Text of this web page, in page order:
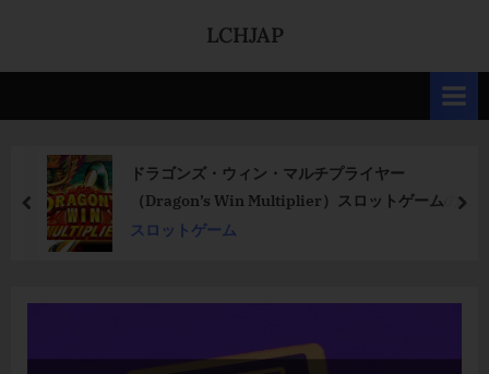
content
LCHJAP
ドラゴンズ・ウィン・マルチプライヤー
（Dragon’s Win Multiplier）スロットゲームのレ
ビュー
スロットゲーム
prev